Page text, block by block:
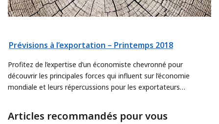
Prévisions à l’exportation – Printemps 2018
Profitez de l’expertise d’un économiste chevronné pour
découvrir les principales forces qui influent sur l’économie
mondiale et leurs répercussions pour les exportateurs
Articles recommandés pour vous